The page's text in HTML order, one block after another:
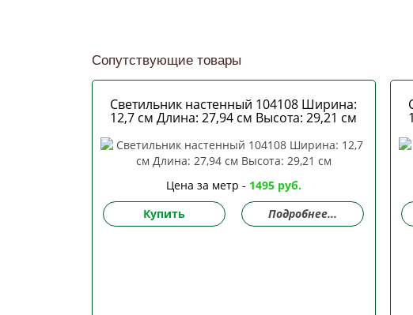
Сопутствующие товары
Светильник настенный 104108 Ширина:
12,7 см Длина: 27,94 см Высота: 29,21 см
Цена за метр - 1495 руб.
Купить
Подробнее...